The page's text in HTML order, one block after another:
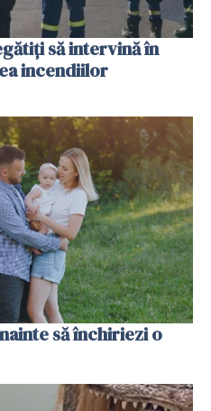
să intervină în
incendiilor
să închiriezi o